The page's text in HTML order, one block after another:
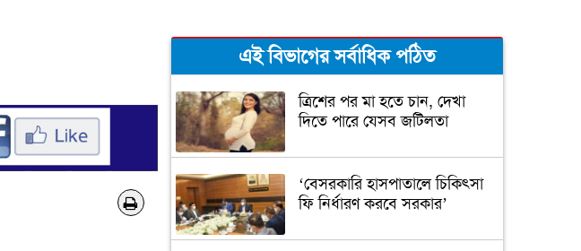
এই বিভাগের সর্বাধিক পঠিত
ত্রিশের পর মা হতে চান, দেখা
দিতে পারে যেসব জটিলতা
‘বেসরকারি হাসপাতালে চিকিৎসা
ফি নির্ধারণ করবে সরকার’